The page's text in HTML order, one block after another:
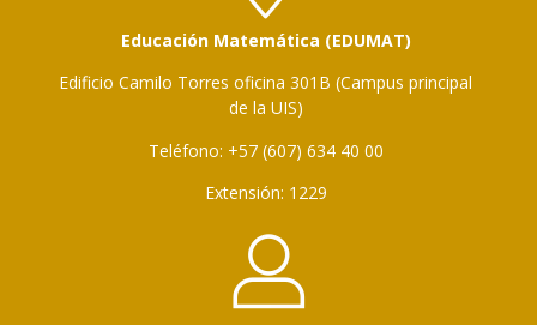
Educación Matemática (EDUMAT)
Edificio Camilo Torres oficina 301B (Campus principal
de la UIS)
Teléfono: +57 (607) 634 40 00
Extensión: 1229